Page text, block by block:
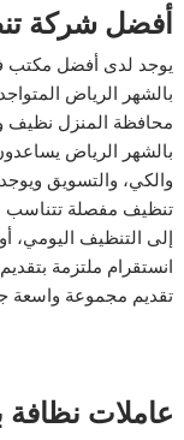
أفضل شركة
يوجد لدى أفضل مكتب
بالشهر الرياض
محافظة المنزل نظيف
بالشهر الرياض
والكي، والتسويق
تنظيف مفصلة تتناسب
إلى التنظيف
انستقرام ملتزمة
تقديم مجموعة واسعة
عاملات نظافة